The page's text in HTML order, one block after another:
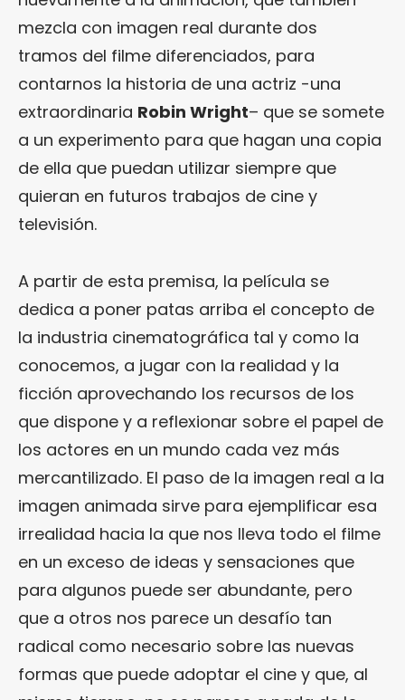
mezcla con imagen real durante dos
tramos del filme diferenciados, para
contarnos la historia de una actriz -una
extraordinaria Robin Wright– que se somete
a un experimento para que hagan una copia
de ella que puedan utilizar siempre que
quieran en futuros trabajos de cine y
televisión.
A partir de esta premisa, la película se
dedica a poner patas arriba el concepto de
la industria cinematográfica tal y como la
conocemos, a jugar con la realidad y la
ficción aprovechando los recursos de los
que dispone y a reflexionar sobre el papel de
los actores en un mundo cada vez más
mercantilizado. El paso de la imagen real a la
imagen animada sirve para ejemplificar esa
irrealidad hacia la que nos lleva todo el filme
en un exceso de ideas y sensaciones que
para algunos puede ser abundante, pero
que a otros nos parece un desafío tan
radical como necesario sobre las nuevas
formas que puede adoptar el cine y que, al